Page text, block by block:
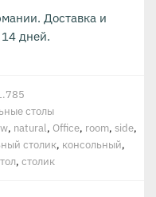
Доставка и
дней.
столы
, natural, Office, room, side,
столик, консольный,
, столик